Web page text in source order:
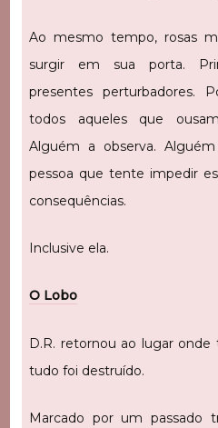
Ao mesmo tempo, rosas
surgir em sua porta.
presentes perturbadores.
todos aqueles que
Alguém a observa.
pessoa que tente impedir
consequências.
Inclusive ela.
O Lobo
D.R. retornou ao lugar
tudo foi destruído.
Marcado por um passado